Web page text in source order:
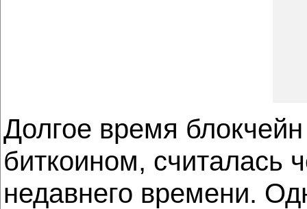
Долгое время
биткоином, считалась
недавнего времени.